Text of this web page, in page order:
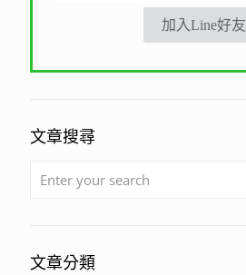
加入Line好友
文章搜尋
文章分類